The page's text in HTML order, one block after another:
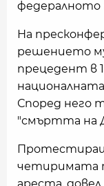
федералното
На
решението
прецедент в
Според него
"смъртта на
четиримата